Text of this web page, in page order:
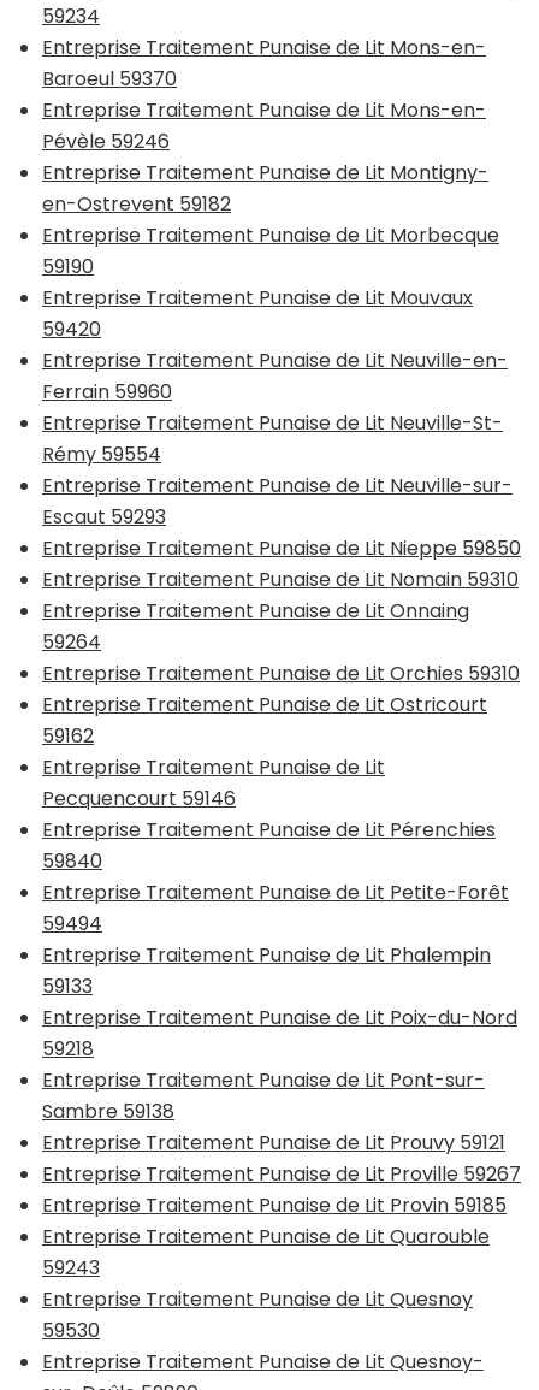
59234
Entreprise Traitement Punaise de Lit Mons-en-
Baroeul 59370
Entreprise Traitement Punaise de Lit Mons-en-
Pévèle 59246
Entreprise Traitement Punaise de Lit Montigny-
en-Ostrevent 59182
Entreprise Traitement Punaise de Lit Morbecque
59190
Entreprise Traitement Punaise de Lit Mouvaux
59420
Entreprise Traitement Punaise de Lit Neuville-en-
Ferrain 59960
Entreprise Traitement Punaise de Lit Neuville-St-
Rémy 59554
Entreprise Traitement Punaise de Lit Neuville-sur-
Escaut 59293
Entreprise Traitement Punaise de Lit Nieppe 59850
Entreprise Traitement Punaise de Lit Nomain 59310
Entreprise Traitement Punaise de Lit Onnaing
59264
Entreprise Traitement Punaise de Lit Orchies 59310
Entreprise Traitement Punaise de Lit Ostricourt
59162
Entreprise Traitement Punaise de Lit
Pecquencourt 59146
Entreprise Traitement Punaise de Lit Pérenchies
59840
Entreprise Traitement Punaise de Lit Petite-Forêt
59494
Entreprise Traitement Punaise de Lit Phalempin
59133
Entreprise Traitement Punaise de Lit Poix-du-Nord
59218
Entreprise Traitement Punaise de Lit Pont-sur-
Sambre 59138
Entreprise Traitement Punaise de Lit Prouvy 59121
Entreprise Traitement Punaise de Lit Proville 59267
Entreprise Traitement Punaise de Lit Provin 59185
Entreprise Traitement Punaise de Lit Quarouble
59243
Entreprise Traitement Punaise de Lit Quesnoy
59530
Entreprise Traitement Punaise de Lit Quesnoy-